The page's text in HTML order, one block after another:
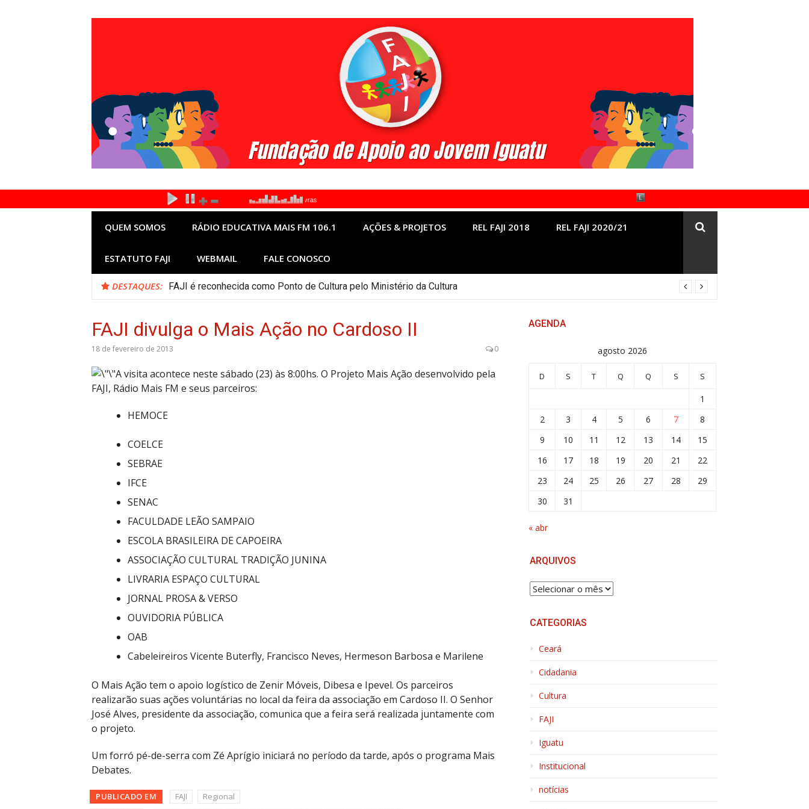
QUEM SOMOS RÁDIO EDUCATIVA MAIS FM 106.1 AÇÕES & PROJETOS REL FAJI 2018 REL FAJI 2020/21
ESTATUTO FAJI WEBMAIL FALE CONOSCO
DESTAQUES: FAJI é reconhecida como Ponto de Cultura pelo Ministério da Cultura
FAJI divulga o Mais Ação no Cardoso II
18 de fevereiro de 2013 0
A visita acontece neste sábado (23) às 8:00hs. O Projeto Mais Ação desenvolvido pela
FAJI, Rádio Mais FM e seus parceiros:
HEMOCE
COELCE
SEBRAE
IFCE
SENAC
FACULDADE LEÃO SAMPAIO
ESCOLA BRASILEIRA DE CAPOEIRA
ASSOCIAÇÃO CULTURAL TRADIÇÃO JUNINA
LIVRARIA ESPAÇO CULTURAL
JORNAL PROSA & VERSO
OUVIDORIA PÚBLICA
OAB
Cabeleireiros Vicente Buterfly, Francisco Neves, Hermeson Barbosa e Marilene
O Mais Ação tem o apoio logístico de Zenir Móveis, Dibesa e Ipevel. Os parceiros
realizarão suas ações voluntárias no local da feira da associação em Cardoso II. O Senhor
José Alves, presidente da associação, comunica que a feira será realizada juntamente com
o projeto.
Um forró pé-de-serra com Zé Aprígio iniciará no período da tarde, após o programa Mais
Debates.
PUBLICADO EM FAJI
Regional
AGENDA
agosto 2026
D S T Q Q S S
1
2
3 4 5 6 7
8
9
10 11 12 13 14
15
16
17 18 19 20 21
22
23
24 25 26 27 28
29
30
31
« abr
ARQUIVOS
ARQUIVOS
CATEGORIAS
Ceará
Cidadania
Cultura
FAJI
Iguatu
Institucional
notícias